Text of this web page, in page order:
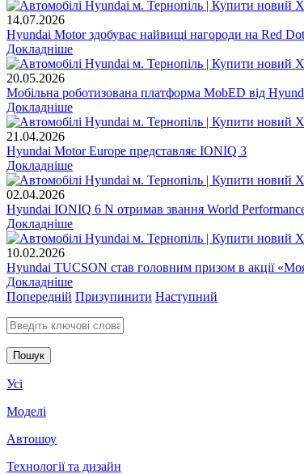
14.07.2026
Hyundai Motor здобуває найвищі нагороди на Red
Докладніше
20.05.2026
Мобільна роботизована платформа MobED від
Докладніше
21.04.2026
Hyundai Motor Europe представляє IONIQ 3
Докладніше
02.04.2026
Hyundai IONIQ 6 N отримав звання World
Докладніше
10.02.2026
Hyundai TUCSON став головним призом в акції
Докладніше
Попередній Призупинити Наступний
Введіть ключові слова для пошуку
Усі
Моделі
Автошоу
Технології та дизайн